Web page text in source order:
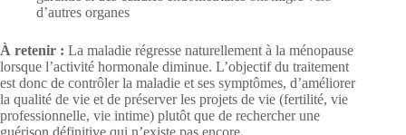
d’autres organes
À retenir : La maladie régresse naturellement à la ménopause
lorsque l’activité hormonale diminue. L’objectif du traitement
est donc de contrôler la maladie et ses symptômes, d’améliorer
la qualité de vie et de préserver les projets de vie (fertilité, vie
professionnelle, vie intime) plutôt que de rechercher une
guérison définitive qui n’existe pas encore.